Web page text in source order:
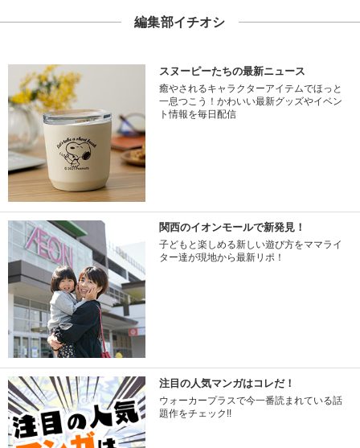
編集部イチオシ
スヌーピーたちの最新ニュース
癒やされるキャラクターアイテムでほっと
一息つこう！かわいい最新グッズやイベン
ト情報を毎日配信
関西のイオンモールで新発見！
子どもと楽しめる新しい遊び方をママライ
ター達が現地から最新リポ！
注目の人気マンガはコレだ！
ウォーカープラスで今一番読まれている話
題作をチェック!!